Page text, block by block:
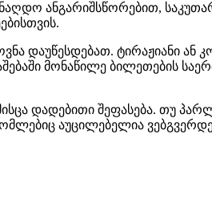
ანგარიშსწორებით,
დაუწესდებათ. ტირაჟიანი
მონაწილე ბილეთების
დადებითი შეფასება. თუ
აუცილებელია